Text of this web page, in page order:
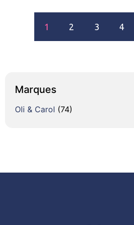
1 2 3 4
Marques
Oli & Carol (74)